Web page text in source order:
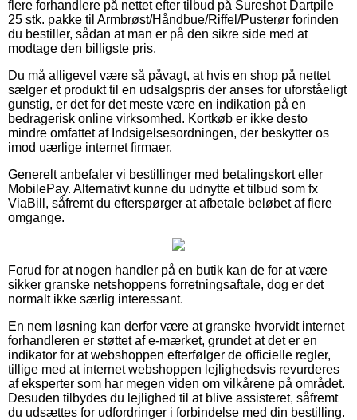
flere forhandlere på nettet efter tilbud på Sureshot Dartpile
25 stk. pakke til Armbrøst/Håndbue/Riffel/Pusterør forinden
du bestiller, sådan at man er på den sikre side med at
modtage den billigste pris.
Du må alligevel være så påvagt, at hvis en shop på nettet
sælger et produkt til en udsalgspris der anses for uforståeligt
gunstig, er det for det meste være en indikation på en
bedragerisk online virksomhed. Kortkøb er ikke desto
mindre omfattet af Indsigelsesordningen, der beskytter os
imod uærlige internet firmaer.
Generelt anbefaler vi bestillinger med betalingskort eller
MobilePay. Alternativt kunne du udnytte et tilbud som fx
ViaBill, såfremt du efterspørger at afbetale beløbet af flere
omgange.
Forud for at nogen handler på en butik kan de for at være
sikker granske netshoppens forretningsaftale, dog er det
normalt ikke særlig interessant.
En nem løsning kan derfor være at granske hvorvidt internet
forhandleren er støttet af e-mærket, grundet at det er en
indikator for at webshoppen efterfølger de officielle regler,
tillige med at internet webshoppen lejlighedsvis revurderes
af eksperter som har megen viden om vilkårene på området.
Desuden tilbydes du lejlighed til at blive assisteret, såfremt
du udsættes for udfordringer i forbindelse med din bestilling.